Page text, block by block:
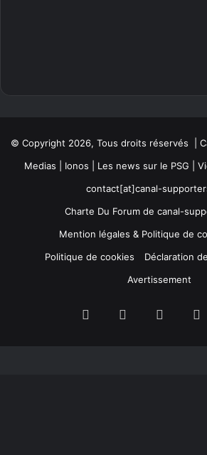
© Copyright 2026, Tous droits réservés |
Medias | Ionos | Les news sur le PSG
contact[at]canal-
Charte Du Forum de canal-
Mention légales & Politique de
Politique de cookies
Déclaration
Avertissement
FacebookTwitter YouTube